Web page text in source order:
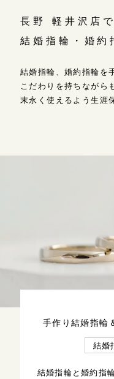
長野 軽井沢店で
結婚指輪・婚約
結婚指輪、婚約指輪を
こだわりを持ちながら
末永く使えるよう生涯
手作り結婚指輪
結婚
結婚指輪と婚約指